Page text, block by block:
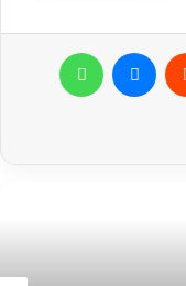
ماسنجر